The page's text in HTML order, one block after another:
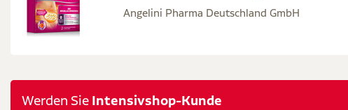
Angelini Pharma Deutschland GmbH
Werden Sie Intensivshop-Kunde